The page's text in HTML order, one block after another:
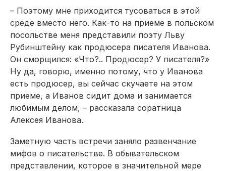
– Поэтому мне приходится тусоваться в этой
среде вместо него. Как-то на приеме в польском
посольстве меня представили поэту Льву
Рубинштейну как продюсера писателя Иванова.
Он сморщился: «Что?.. Продюсер? У писателя?»
Ну да, говорю, именно потому, что у Иванова
есть продюсер, вы сейчас скучаете на этом
приеме, а Иванов сидит дома и занимается
любимым делом, – рассказала соратница
Алексея Иванова.
Заметную часть встречи заняло развенчание
мифов о писательстве. В обывательском
представлении, которое в значительной мере